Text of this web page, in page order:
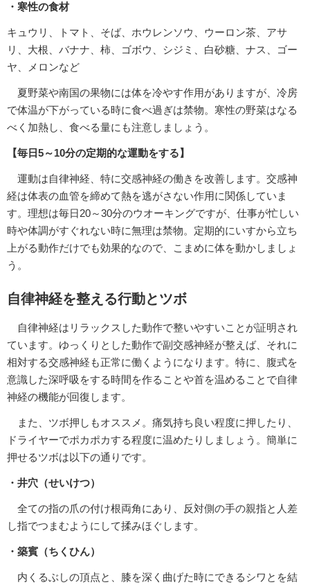
・寒性の食材
キュウリ、トマト、そば、ホウレンソウ、ウーロン茶、アサ
リ、大根、バナナ、柿、ゴボウ、シジミ、白砂糖、ナス、ゴー
ヤ、メロンなど
夏野菜や南国の果物には体を冷やす作用がありますが、冷房
で体温が下がっている時に食べ過ぎは禁物。寒性の野菜はなる
べく加熱し、食べる量にも注意しましょう。
【毎日5～10分の定期的な運動をする】
運動は自律神経、特に交感神経の働きを改善します。交感神
経は体表の血管を締めて熱を逃がさない作用に関係していま
す。理想は毎日20～30分のウオーキングですが、仕事が忙しい
時や体調がすぐれない時に無理は禁物。定期的にいすから立ち
上がる動作だけでも効果的なので、こまめに体を動かしましょ
う。
自律神経を整える行動とツボ
自律神経はリラックスした動作で整いやすいことが証明され
ています。ゆっくりとした動作で副交感神経が整えば、それに
相対する交感神経も正常に働くようになります。特に、腹式を
意識した深呼吸をする時間を作ることや首を温めることで自律
神経の機能が回復します。
また、ツボ押しもオススメ。痛気持ち良い程度に押したり、
ドライヤーでポカポカする程度に温めたりしましょう。簡単に
押せるツボは以下の通りです。
・井穴（せいけつ）
全ての指の爪の付け根両角にあり、反対側の手の親指と人差
し指でつまむようにして揉みほぐします。
・築賓（ちくひん）
内くるぶしの頂点と、膝を深く曲げた時にできるシワとを結